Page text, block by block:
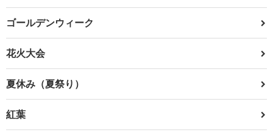
ゴールデンウィーク
花火大会
夏休み（夏祭り）
紅葉